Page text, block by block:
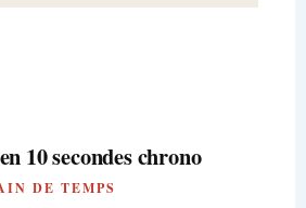
10 secondes chrono
DE TEMPS